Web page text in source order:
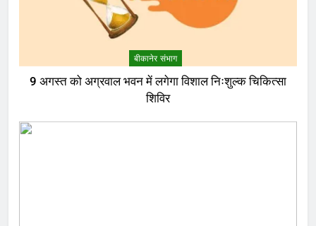
बीकानेर संभाग
9 अगस्त को अग्रवाल भवन में लगेगा विशाल निःशुल्क चिकित्सा
शिविर